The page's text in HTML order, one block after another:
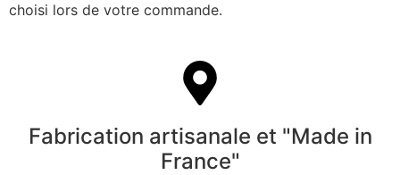
choisi lors de votre commande.
Fabrication artisanale et "Made in
France"